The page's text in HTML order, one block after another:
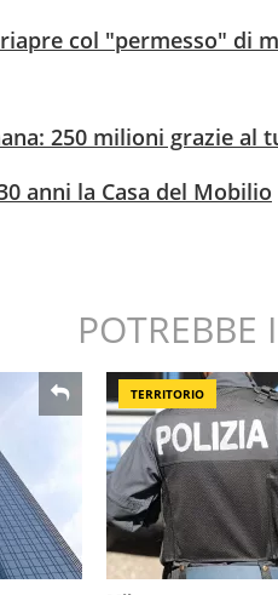
col "permesso" di
250 milioni grazie al
anni la Casa del Mobilio
POTREBBE
TERRITORIO